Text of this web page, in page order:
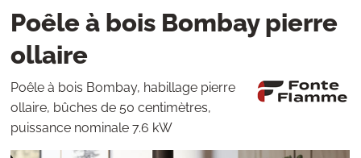
Poêle à bois Bombay pierre
ollaire
Poêle à bois Bombay, habillage pierre
ollaire, bûches de 50 centimètres,
puissance nominale 7.6 kW